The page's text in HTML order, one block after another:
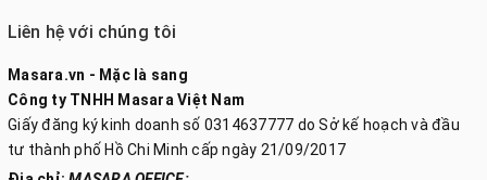
Liên hệ với chúng tôi
Masara.vn - Mặc là sang
Công ty TNHH Masara Việt Nam
Giấy đăng ký kinh doanh số 0314637777 do Sở kế hoạch và đầu
tư thành phố Hồ Chi Minh cấp ngày 21/09/2017